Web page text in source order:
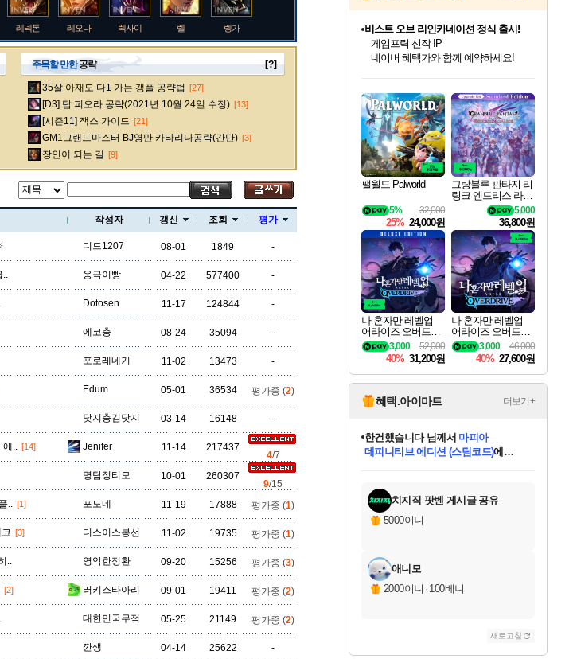
크 레넥톤 레오나 렉사이 렐 렝가
리븐 리산드라 릴리아 마스터 이
문도 박사 미스 포츈
벨코즈 볼리베어 브라움 브라이어 브랜드
사이온 사일러스 샤코 세나
쉬바나 스웨인 스카너
아무무 아이번 아지르
오리아나 올라프 요네 요릭 우디르
이블린 이즈리얼 일라오이 자르반 4세 자야
주목할 만한공략 [?]
35살 아재도 다1 가는 갱플 공략법 [27]
[D3] 탑 피오라 공략(2021년 10월 24일 수정) [13]
[시즌11] 잭스 가이드 [21]
GM1그랜드마스터 BJ영만 카타리나공략(간단) [3]
장인이 되는 길 [9]
작성자 갱신 조회 평가
디드1207 08-01 1849 -
.. 응극이빵 04-22 577400 -
Dotosen 11-17 124844 -
에코충 08-24 35094 -
포로레네기 11-02 13473 -
Edum 05-01 36534 평가중 (2)
닷지충김닷지 03-14 16148 -
에.. [14] Jenifer 11-14 217437
4/7
명탐정티모 10-01 260307
9/15
.. [1] 포도네 11-19 17888 평가중 (1)
[3] 디스이스봉선 11-02 19735 평가중 (1)
.. 영악한정환 09-20 15256 평가중 (3)
[2] 러키스타아리 09-01 19411 평가중 (2)
대한민국무적 05-25 21149 평가중 (2)
깐생 04-14 25622 -
최대 90% 할인가를 만나보세요!
네이버혜택과 함께 만나보세요!
50%할인&추가 적립까지!
네이버 포인트 혜택까지!
이니&베니 혜택까지!
비스트 오브 리인카네이션 정식 출시!
게임프릭 신작 IP
네이버 혜택가와 함께 예약하세요!
할인&네이버혜택으로 만나보세요!
네이버페이 혜택과 만나보세요!
40주년 프로모션으로 만나보세요!
할인가에 만나보세요!
일부 에디션 상시 할인!
혜택으로 예약 판매 중
편안하게 충전하세요
팰월드 Palworld
32,000
5%
25% 24,000원
그랑블루 판타지 리
링크 엔드리스 라그
나로크 업그레이드
킷 Granblue Fantasy
Relink Endless Ragn
arok Upgrade Kit DL
C
5,000
36,800원
나 혼자만 레벨업
어라이즈 오버드라
이브 디럭스 에디션
Solo Leveling Arise
Overdrive Deluxe Edi
tion
52,000
3,000
40% 31,200원
나 혼자만 레벨업
어라이즈 오버드라
이브 Solo Leveling A
rise
46,000
3,000
40% 27,600원
혜택.아이마트 더보기+
교환.
당첨되셨습니다.
당첨되셨습니다.
한건했습니다 님께서 마피아
데피니티브 에디션 (스팀코드)에
당첨되셨습니다.
당첨되셨습니다.
당첨되셨습니다.
당첨되셨습니다.
에디션 (스팀코드)를 교환.
당첨되셨습니다.
치지직 팟벤 게시글 공유
5000이니
애니모
2000이니 · 100베니
새로고침